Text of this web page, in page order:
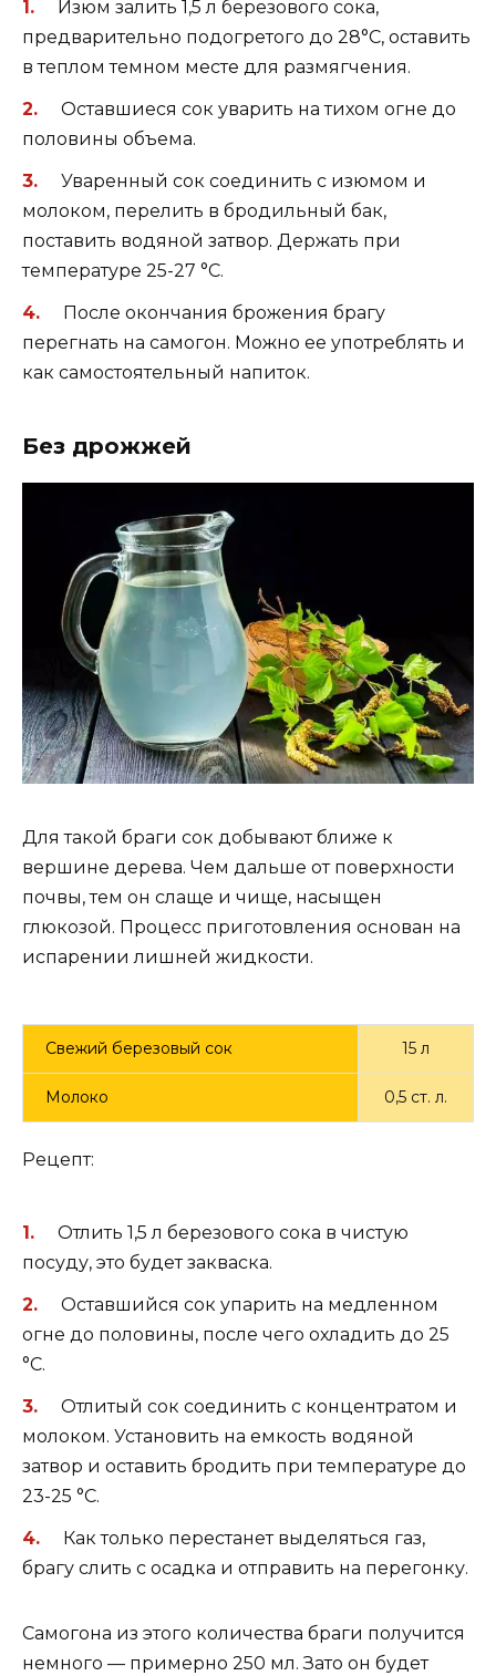
Изюм залить 1,5 л березового сока,
предварительно подогретого до 28°С, оставить
в теплом темном месте для размягчения.
Оставшиеся сок уварить на тихом огне до
половины объема.
Уваренный сок соединить с изюмом и
молоком, перелить в бродильный бак,
поставить водяной затвор. Держать при
температуре 25-27 °С.
После окончания брожения брагу
перегнать на самогон. Можно ее употреблять и
как самостоятельный напиток.
Без дрожжей
Для такой браги сок добывают ближе к
вершине дерева. Чем дальше от поверхности
почвы, тем он слаще и чище, насыщен
глюкозой. Процесс приготовления основан на
испарении лишней жидкости.
Свежий березовый сок 15 л
Молоко 0,5 ст. л.
Рецепт:
Отлить 1,5 л березового сока в чистую
посуду, это будет закваска.
Оставшийся сок упарить на медленном
огне до половины, после чего охладить до 25
°С.
Отлитый сок соединить с концентратом и
молоком. Установить на емкость водяной
затвор и оставить бродить при температуре до
23-25 °С.
Как только перестанет выделяться газ,
брагу слить с осадка и отправить на перегонку.
Самогона из этого количества браги получится
немного — примерно 250 мл. Зато он будет